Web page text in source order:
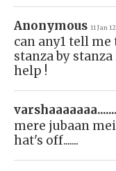
Anonymous 11 Jan 12
can any1 tell
stanza by stanza
help !
mere jubaan
hat's off.......